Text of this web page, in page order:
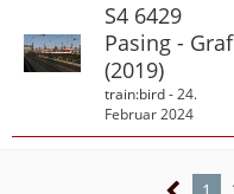
S4 6429
Pasing -
(2019)
train:bird-24.
Februar 2024